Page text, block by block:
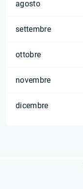
agosto
settembre
ottobre
novembre
dicembre